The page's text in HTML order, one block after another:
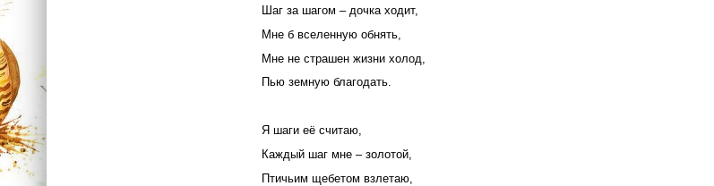
Шаг за шагом – дочка ходит,
Мне б вселенную обнять,
Мне не страшен жизни холод,
Пью земную благодать.
Я шаги её считаю,
Каждый шаг мне – золотой,
Птичьим щебетом взлетаю,